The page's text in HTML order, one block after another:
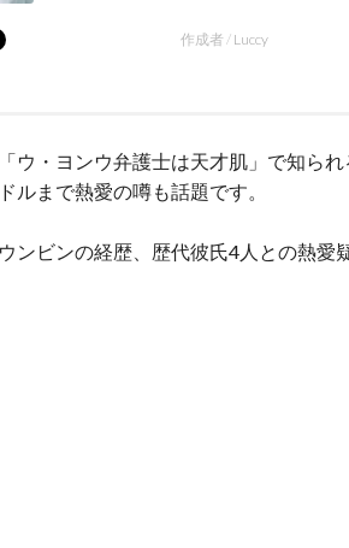
作成者 / Luccy
ウ・ヨンウ弁護士は天才肌」で知ら
ルまで熱愛の噂も話題です。
ンビンの経歴、歴代彼氏4人との熱愛